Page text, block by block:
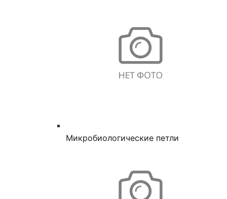
Микробиологические петли